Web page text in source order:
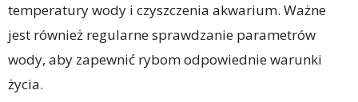
temperatury wody i czyszczenia akwarium. Ważne
jest również regularne sprawdzanie parametrów
wody, aby zapewnić rybom odpowiednie warunki
życia.